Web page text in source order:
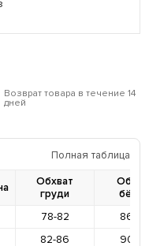
Возврат товара в течение 14
дней
Полная таблица
Обхват
груди
78-82
86-
82-86
90-